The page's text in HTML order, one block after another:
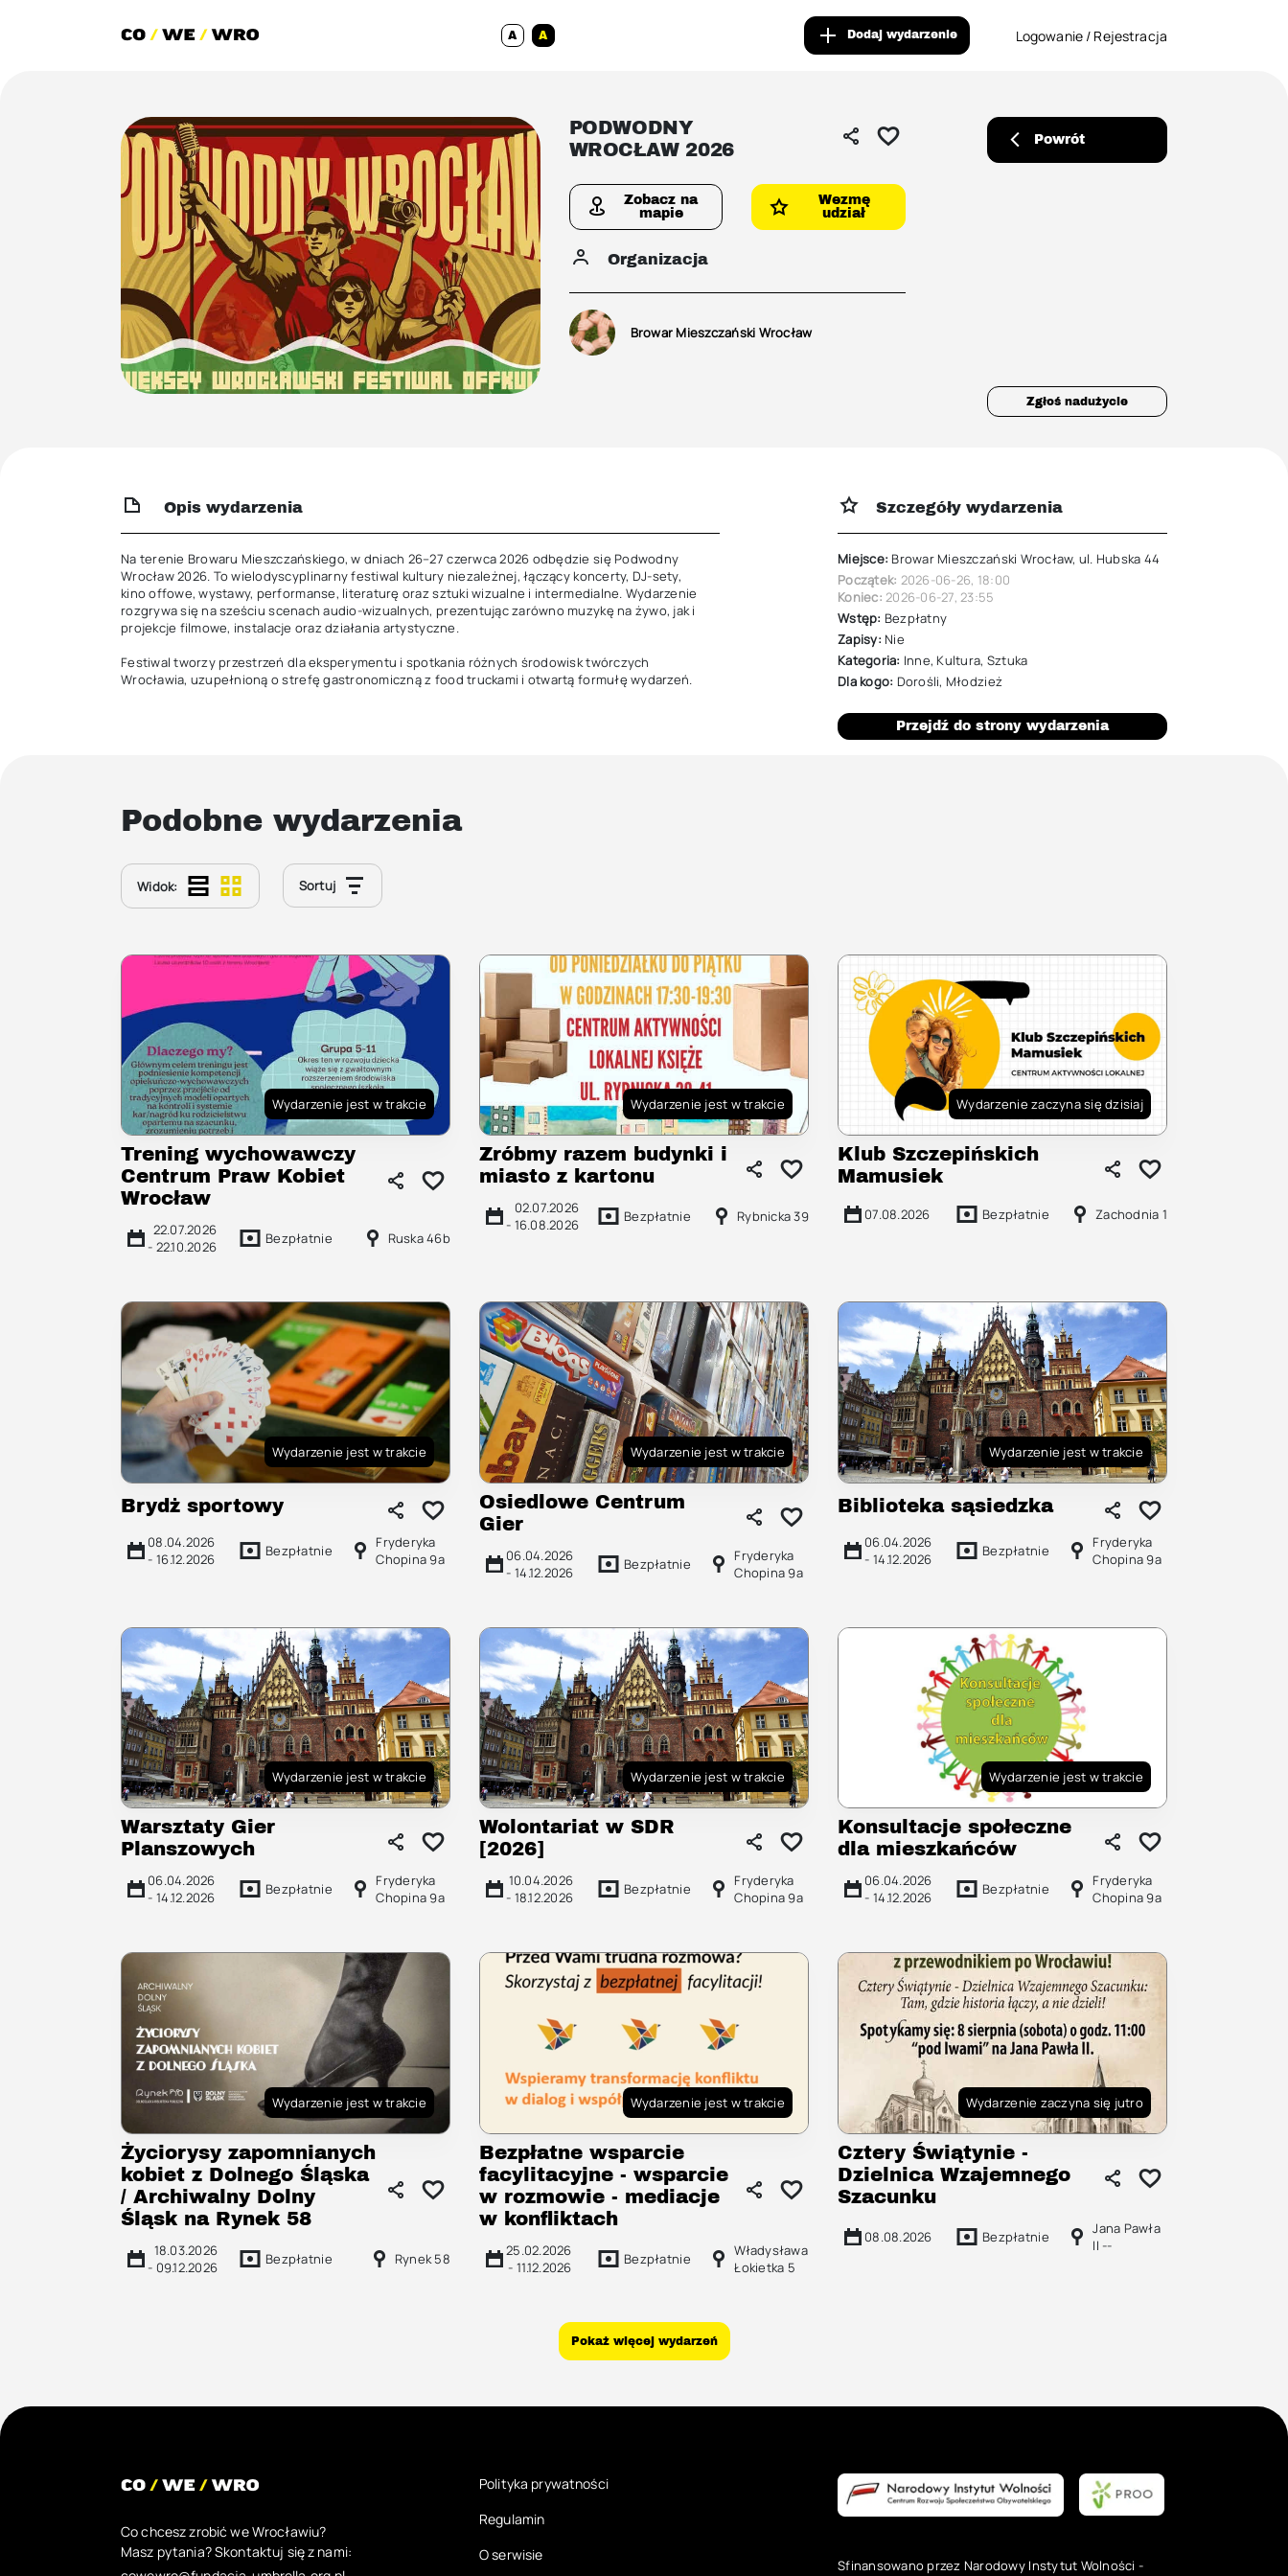
A A Dodaj wydarzenie Logowanie / Rejestracja
PODWODNY
WROCŁAW 2026
Zobacz na
mapie
Wezmę
udział
Organizacja
Browar Mieszczański Wrocław
Powrót
Zgłoś nadużycie
Opis wydarzenia
Na terenie Browaru Mieszczańskiego, w dniach 26–27 czerwca 2026 odbędzie się Podwodny
Wrocław 2026. To wielodyscyplinarny festiwal kultury niezależnej, łączący koncerty, DJ-sety,
kino offowe, wystawy, performanse, literaturę oraz sztuki wizualne i intermedialne. Wydarzenie
rozgrywa się na sześciu scenach audio-wizualnych, prezentując zarówno muzykę na żywo, jak i
projekcje filmowe, instalacje oraz działania artystyczne.
Festiwal tworzy przestrzeń dla eksperymentu i spotkania różnych środowisk twórczych
Wrocławia, uzupełnioną o strefę gastronomiczną z food truckami i otwartą formułę wydarzeń.
Szczegóły wydarzenia
Miejsce: Browar Mieszczański Wrocław, ul. Hubska 44
Początek: 2026-06-26, 18:00
Koniec:2026-06-27,23:55
Wstęp: Bezpłatny
Zapisy: Nie
Kategoria: Inne, Kultura, Sztuka
Dla kogo: Dorośli, Młodzież
Przejdź do strony wydarzenia
Podobne wydarzenia
Widok: Sortuj
Wydarzenie jest w trakcie
Trening wychowawczy
Centrum Praw Kobiet
Wrocław
22.07.2026
- 22.10.2026 Bezpłatnie Ruska 46b
Wydarzenie jest w trakcie
Zróbmy razem budynki i
miasto z kartonu
02.07.2026
- 16.08.2026 Bezpłatnie Rybnicka 39
Wydarzenie zaczyna się dzisiaj
Klub Szczepińskich
Mamusiek
07.08.2026 Bezpłatnie Zachodnia 1
Wydarzenie jest w trakcie
Brydż sportowy
08.04.2026
- 16.12.2026 Bezpłatnie
Fryderyka
Chopina 9a
Wydarzenie jest w trakcie
Osiedlowe Centrum
Gier
06.04.2026
- 14.12.2026 Bezpłatnie
Fryderyka
Chopina 9a
Wydarzenie jest w trakcie
Biblioteka sąsiedzka
06.04.2026
- 14.12.2026 Bezpłatnie
Fryderyka
Chopina 9a
Wydarzenie jest w trakcie
Warsztaty Gier
Planszowych
06.04.2026
- 14.12.2026 Bezpłatnie
Fryderyka
Chopina 9a
Wydarzenie jest w trakcie
Wolontariat w SDR
[2026]
10.04.2026
- 18.12.2026 Bezpłatnie
Fryderyka
Chopina 9a
Wydarzenie jest w trakcie
Konsultacje społeczne
dla mieszkańców
06.04.2026
- 14.12.2026 Bezpłatnie
Fryderyka
Chopina 9a
Wydarzenie jest w trakcie
Życiorysy zapomnianych
kobiet z Dolnego Śląska
/ Archiwalny Dolny
Śląsk na Rynek 58
18.03.2026
- 09.12.2026 Bezpłatnie Rynek 58
Wydarzenie jest w trakcie
Bezpłatne wsparcie
facylitacyjne - wsparcie
w rozmowie - mediacje
w konfliktach
25.02.2026
- 11.12.2026 Bezpłatnie
Władysława
Łokietka 5
Wydarzenie zaczyna się jutro
Cztery Świątynie -
Dzielnica Wzajemnego
Szacunku
08.08.2026 Bezpłatnie
Jana Pawła
II --
Pokaż więcej wydarzeń
Co chcesz zrobić we Wrocławiu?
Masz pytania? Skontaktuj się z nami:
Polityka prywatności
Regulamin
O serwisie
Sfinansowano przez Narodowy Instytut Wolności -